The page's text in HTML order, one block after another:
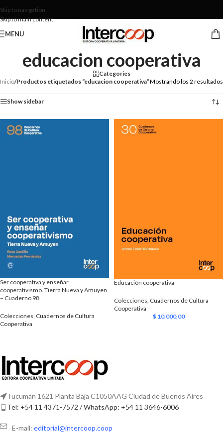
Skip to navigation
Skip to main content
MENU
educacion cooperativa
Categories
Inicio/Productos etiquetados “educacion cooperativa”Mostrando los 2 resultados
Show sidebar
Ser cooperativa y enseñar
cooperativismo. Tierra Nueva y Amuyen
– Cuaderno 98
Colecciones, Cuadernos de Cultura
Cooperativa
Educación cooperativa
Colecciones Cuadernos de Cultura
Cooperativa
$10.000,00
Tucumán 1621 Planta Baja C1050AAG Ciudad de Buenos Aires
Tel: +54 11 4371-7572 / WhatsApp: +54 11 3646-6006
E-mail: editorial@intercoop.coop